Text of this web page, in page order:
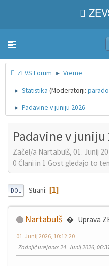
Toggle navigation
ZEVS Forum ► Vreme
► Statistika (Moderatorji:
► Padavine v juniju 2026
Padavine v juniju
Začel/a Nartabulš, 01. Junij
0 Člani in 1 Gost gledajo to
DOL Strani 1
Nartabulš Uprava
01. Junij 2026, 10:12:20
Zadnjič urejano: 24. Junij 2026,